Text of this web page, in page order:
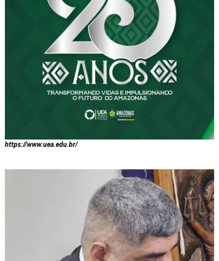
https://www.uea.edu.br/